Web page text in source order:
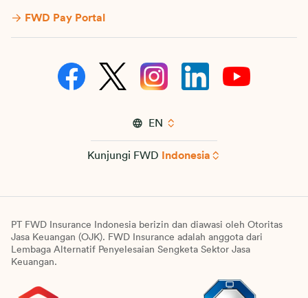
FWD Pay Portal
EN
Kunjungi FWD Indonesia
PT FWD Insurance Indonesia berizin dan diawasi oleh Otoritas
Jasa Keuangan (OJK). FWD Insurance adalah anggota dari
Lembaga Alternatif Penyelesaian Sengketa Sektor Jasa
Keuangan.